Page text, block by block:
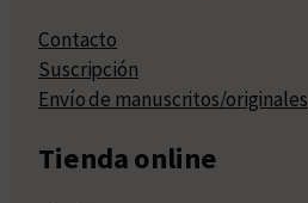
Contacto
Suscripción
Envío de manuscritos/originales
Tienda online